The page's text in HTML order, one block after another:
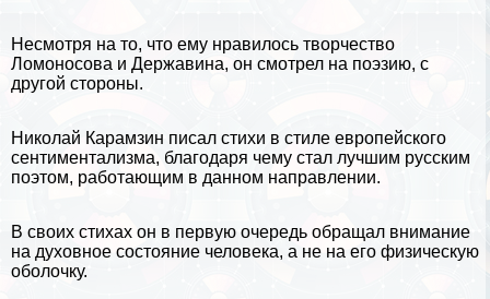
Несмотря на то, что ему нравилось творчество
Ломоносова и Державина, он смотрел на поэзию, с
другой стороны.
Николай Карамзин писал стихи в стиле европейского
сентиментализма, благодаря чему стал лучшим русским
поэтом, работающим в данном направлении.
В своих стихах он в первую очередь обращал внимание
на духовное состояние человека, а не на его физическую
оболочку.